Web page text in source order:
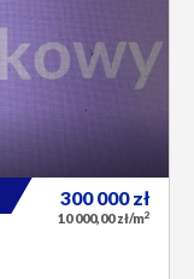
300 000zł
10 000,00 zł/m2